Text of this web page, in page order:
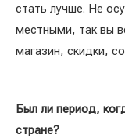
стать лучше. Не
местными, так вы
магазин, скидки,
Был ли период,
стране?